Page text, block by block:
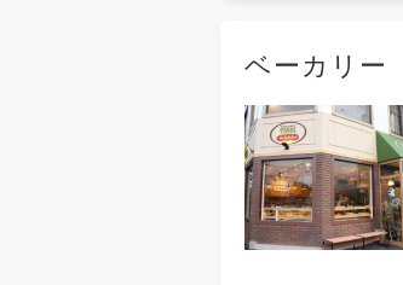
ベーカリ